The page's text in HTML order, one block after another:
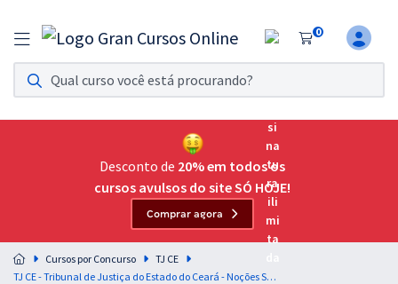
0
Assinatura Ilimitada 11
Acesso a todos os cursos. Teste grátis por 7 dias!
Assinatura OAB Até Passar
Acesso ilimitado a toda preparação para o Exame da
Residências Multiprofissionais
Preparação completa e intensiva para as principais
residências em saúde do Brasil
Desconto de 20% em todos os
cursos avulsos do site SÓ HOJE!
Comprar agora
Cursos por Concurso
TJ CE
TJ CE - Tribunal de Justiça do Estado do Ceará - Noções Sobre Direitos das Pessoas com Deficiência para o Cargo de Analista Judiciário – Área Judiciária (Pós-Edital)